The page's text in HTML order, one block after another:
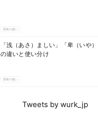
意味の違い
「浅（あさ）ましい」「卑（いや
の違いと使い分け
意味の違い
Tweets by wurk_jp